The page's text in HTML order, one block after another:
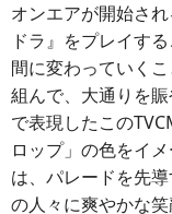
オンエアが開始さ
ドラ』をプレイす
間に変わっていく
組んで、大通りを
で表現したこの
ロップ」の色をイ
は、パレードを先
の人々に爽やかな笑